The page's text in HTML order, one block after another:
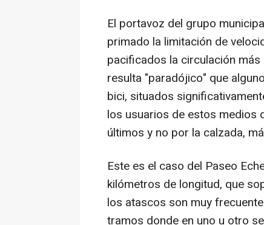
El portavoz del grupo
primado la limitación de
pacificados la circulación
resulta "paradójico" que
bici, situados
los usuarios de estos medios
últimos y no por la calzada,
Este es el caso del Paseo
kilómetros de longitud, que
los atascos son muy
tramos donde en uno u otro